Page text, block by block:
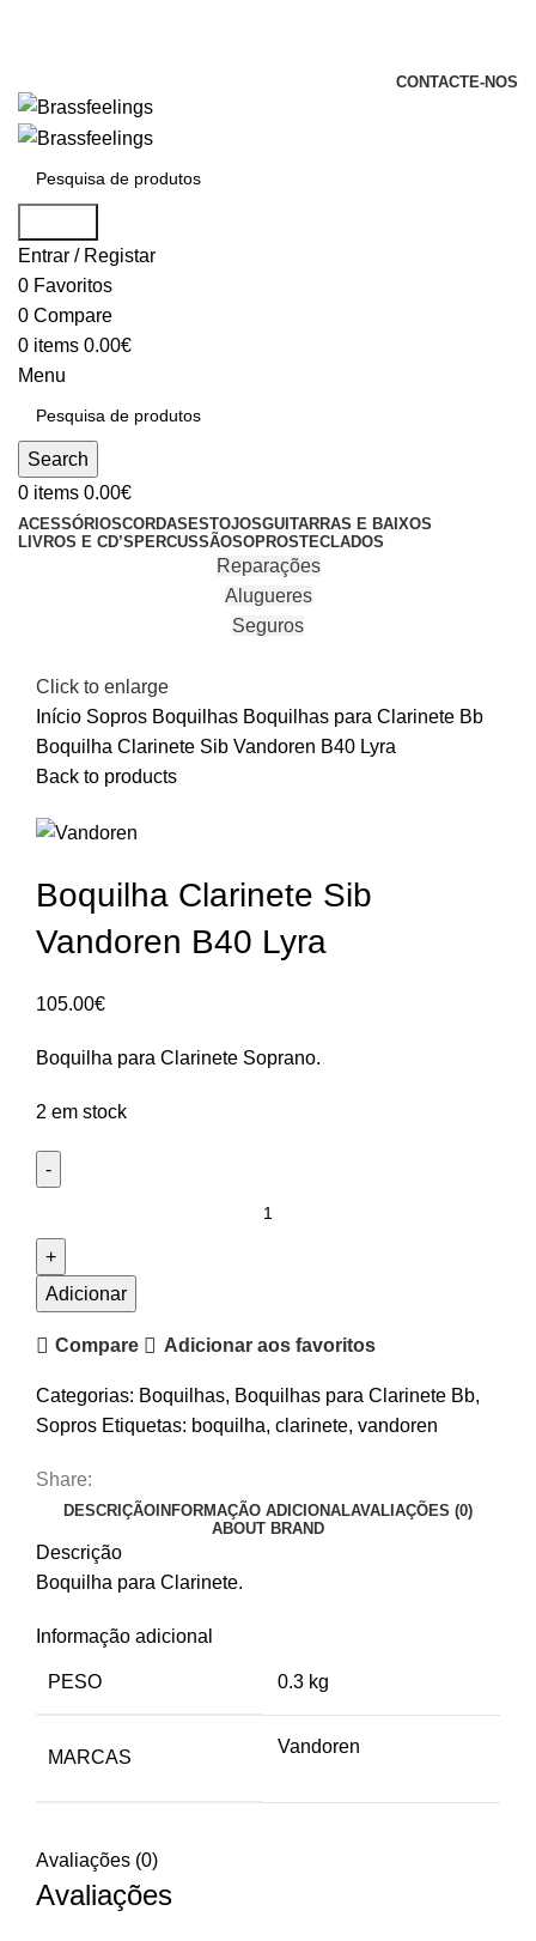
CONTACTE-NOS
Entrar / Registar
0 Favoritos
0 Compare
0 items 0.00€
Menu
Search
0 items 0.00€
ACESSÓRIOSCORDAS ESTOJOSGUITARRAS E BAIXOS
LIVROS E CD’S PERCUSSÃOSOPROSTECLADOS
Reparações
Alugueres
Seguros
Click to enlarge
Início Sopros Boquilhas Boquilhas para Clarinete Bb
Boquilha Clarinete Sib Vandoren B40 Lyra
Back to products
Boquilha Clarinete Sib
Vandoren B40 Lyra
105.00€
Boquilha para Clarinete Soprano.
2 em stock
Boquilha
Clarinete
Vandoren
Adicionar
Compare Adicionar aos favoritos
Categorias: Boquilhas, Boquilhas para Clarinete Bb,
Sopros Etiquetas: boquilha, clarinete, vandoren
Share:
DESCRIÇÃOINFORMAÇÃO ADICIONALAVALIAÇÕES (0)
ABOUT BRAND
Descrição
Boquilha para Clarinete.
Informação adicional
PESO 0.3 kg
MARCAS
Vandoren
Avaliações (0)
Avaliações